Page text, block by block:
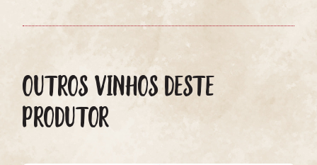
OUTROS VINHOS DESTE
PRODUTOR